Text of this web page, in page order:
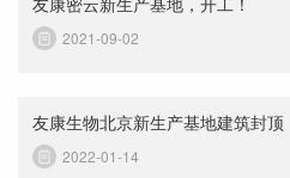
友康密云新生产基地，开工！
2021-09-02
友康生物北京新生产基地建筑封顶
2022-01-14